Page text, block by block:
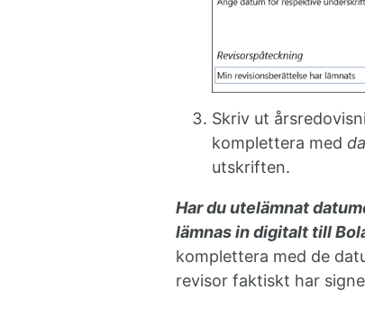
Skriv ut
komplettera med
utskriften.
Har du utelämnat
lämnas in digitalt till
komplettera med de
revisor faktiskt har